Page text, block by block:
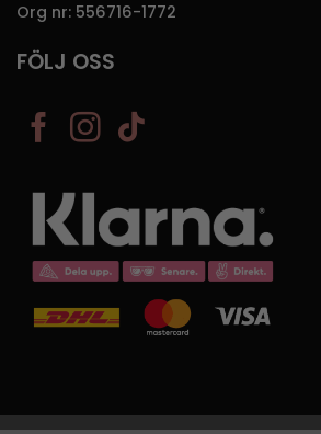
Org nr: 556716-1772
FÖLJ OSS